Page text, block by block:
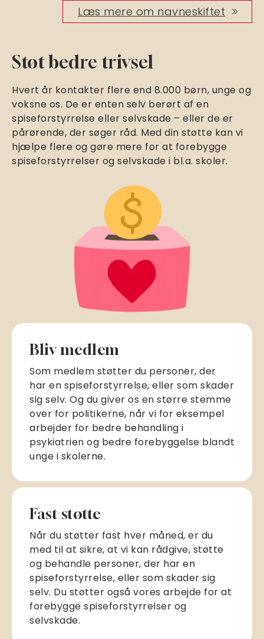
Læs mere om navneskiftet
Støt bedre trivsel
Hvert år kontakter flere end 8.000 børn, unge og
voksne os. De er enten selv berørt af en
spiseforstyrrelse eller selvskade – eller de er
pårørende, der søger råd. Med din støtte kan vi
hjælpe flere og gøre mere for at forebygge
spiseforstyrrelser og selvskade i bl.a. skoler.
Bliv medlem
Som medlem støtter du personer, der
har en spiseforstyrrelse, eller som skader
sig selv. Og du giver os en større stemme
over for politikerne, når vi for eksempel
arbejder for bedre behandling i
psykiatrien og bedre forebyggelse blandt
unge i skolerne.
Fast støtte
Når du støtter fast hver måned, er du
med til at sikre, at vi kan rådgive, støtte
og behandle personer, der har en
spiseforstyrrelse, eller som skader sig
selv. Du støtter også vores arbejde for at
forebygge spiseforstyrrelser og
selvskade.